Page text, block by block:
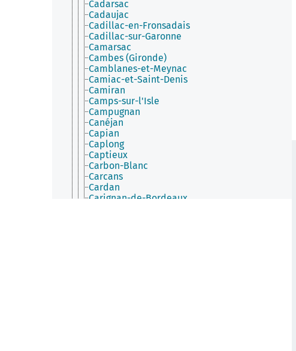
Cadarsac
Cadaujac
Cadillac-en-Fronsadais
Cadillac-sur-Garonne
Camarsac
Cambes (Gironde)
Camblanes-et-Meynac
Camiac-et-Saint-Denis
Camiran
Camps-sur-l'Isle
Campugnan
Canéjan
Capian
Caplong
Captieux
Carbon-Blanc
Carcans
Cardan
Carignan-de-Bordeaux